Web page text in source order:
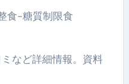
食-糖質制限食
など詳細情報。資料